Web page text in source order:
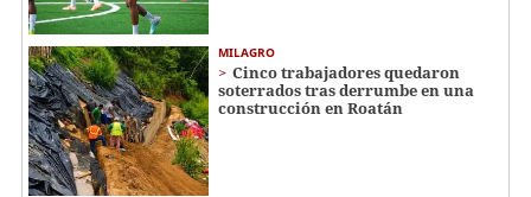
MILAGRO
Cinco trabajadores quedaron
soterrados tras derrumbe en una
construcción en Roatán